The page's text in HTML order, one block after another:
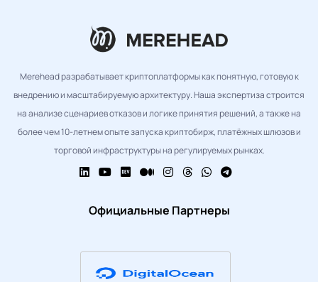
Merehead разрабатывает криптоплатформы как понятную, готовую к
внедрению и масштабируемую архитектуру. Наша экспертиза строится
на анализе сценариев отказов и логике принятия решений, а также на
более чем 10-летнем опыте запуска криптобирж, платёжных шлюзов и
торговой инфраструктуры на регулируемых рынках.
Официальные Партнеры